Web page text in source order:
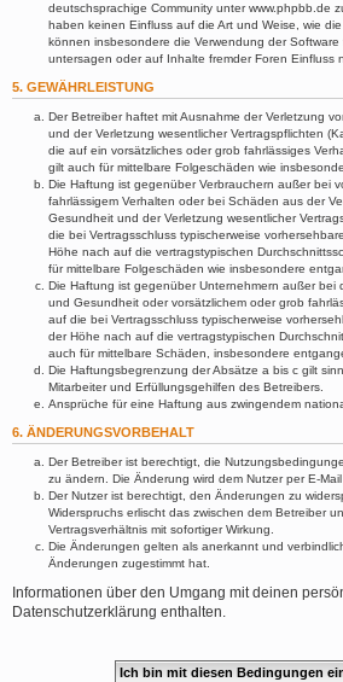
deutschsprachige Community unter www.phpbb.de
haben keinen Einfluss auf die Art und Weise, wie
können insbesondere die Verwendung der Software
untersagen oder auf Inhalte fremder Foren Einfluss
5. GEWÄHRLEISTUNG
Der Betreiber haftet mit Ausnahme der Verletzung
und der Verletzung wesentlicher Vertragspflichten
die auf ein vorsätzliches oder grob fahrlässiges
gilt auch für mittelbare Folgeschäden wie
Die Haftung ist gegenüber Verbrauchern außer bei
fahrlässigem Verhalten oder bei Schäden aus der
Gesundheit und der Verletzung wesentlicher
die bei Vertragsschluss typischerweise
Höhe nach auf die vertragstypischen
für mittelbare Folgeschäden wie insbesondere
Die Haftung ist gegenüber Unternehmern außer bei
und Gesundheit oder vorsätzlichem oder grob
auf die bei Vertragsschluss typischerweise
der Höhe nach auf die vertragstypischen
auch für mittelbare Schäden, insbesondere
Die Haftungsbegrenzung der Absätze a bis c gilt
Mitarbeiter und Erfüllungsgehilfen des Betreibers.
Ansprüche für eine Haftung aus zwingendem
6. ÄNDERUNGSVORBEHALT
Der Betreiber ist berechtigt, die
zu ändern. Die Änderung wird dem Nutzer per E-Mail
Der Nutzer ist berechtigt, den Änderungen zu
Widerspruchs erlischt das zwischen dem Betreiber
Vertragsverhältnis mit sofortiger Wirkung.
Die Änderungen gelten als anerkannt und
Änderungen zugestimmt hat.
Informationen über den Umgang mit deinen
Datenschutzerklärung enthalten.